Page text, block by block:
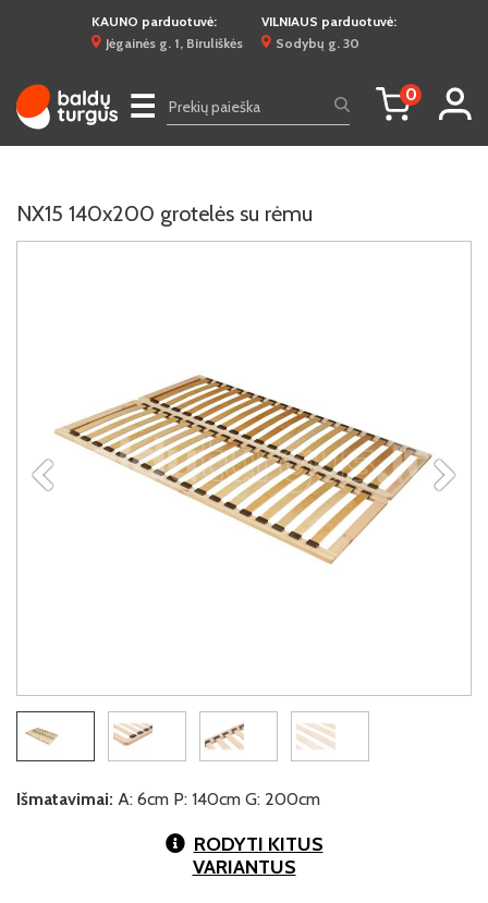
KAUNO parduotuvė:
Jėgainės g. 1, Biruliškės
VILNIAUS parduotuvė:
Sodybų g. 30
☰ 0
NX15 140x200 grotelės su rėmu
Išmatavimai: A: 6cm P: 140cm G: 200cm
RODYTI KITUS
VARIANTUS